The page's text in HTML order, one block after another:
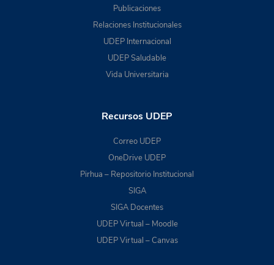
Publicaciones
Relaciones Institucionales
UDEP Internacional
UDEP Saludable
Vida Universitaria
Recursos UDEP
Correo UDEP
OneDrive UDEP
Pirhua – Repositorio Institucional
SIGA
SIGA Docentes
UDEP Virtual – Moodle
UDEP Virtual – Canvas